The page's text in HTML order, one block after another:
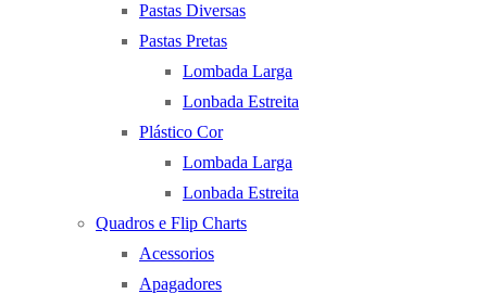
Pastas Diversas
Pastas Pretas
Lombada Larga
Lonbada Estreita
Plástico Cor
Lombada Larga
Lonbada Estreita
Quadros e Flip Charts
Acessorios
Apagadores